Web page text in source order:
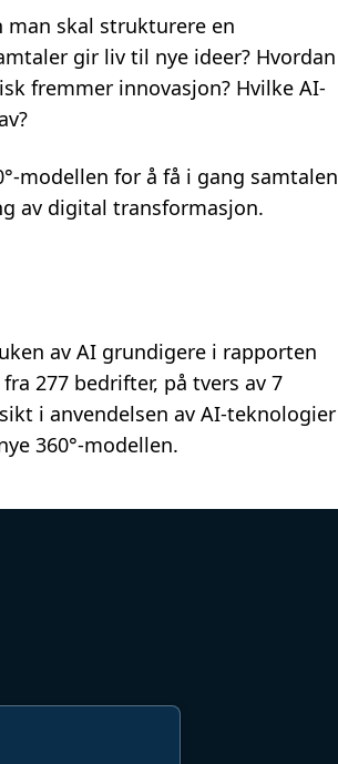
skal strukturere en
gir liv til nye ideer? Hvordan
fremmer innovasjon? Hvilke AI-
modellen for å få i gang samtalen
av digital transformasjon.
av AI grundigere i rapporten
277 bedrifter, på tvers av 7
i anvendelsen av AI-teknologier
360°-modellen.